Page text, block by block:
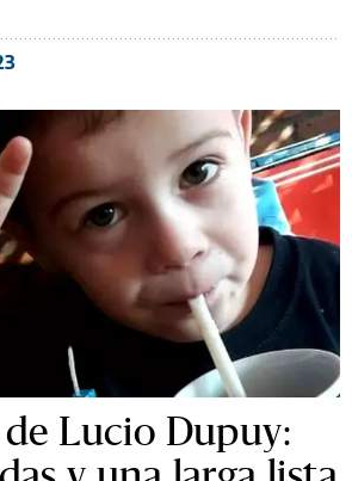
Lucio Dupuy: